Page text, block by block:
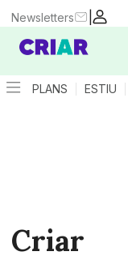
|
Newsletters
PLANS ESTIU
Criar